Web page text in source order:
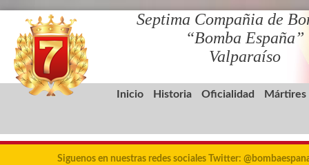
Septima Compañia de
“Bomba España”
Valparaíso
Inicio Historia Oficialidad Mártires
Siguenos en nuestras redes sociales Twitter: